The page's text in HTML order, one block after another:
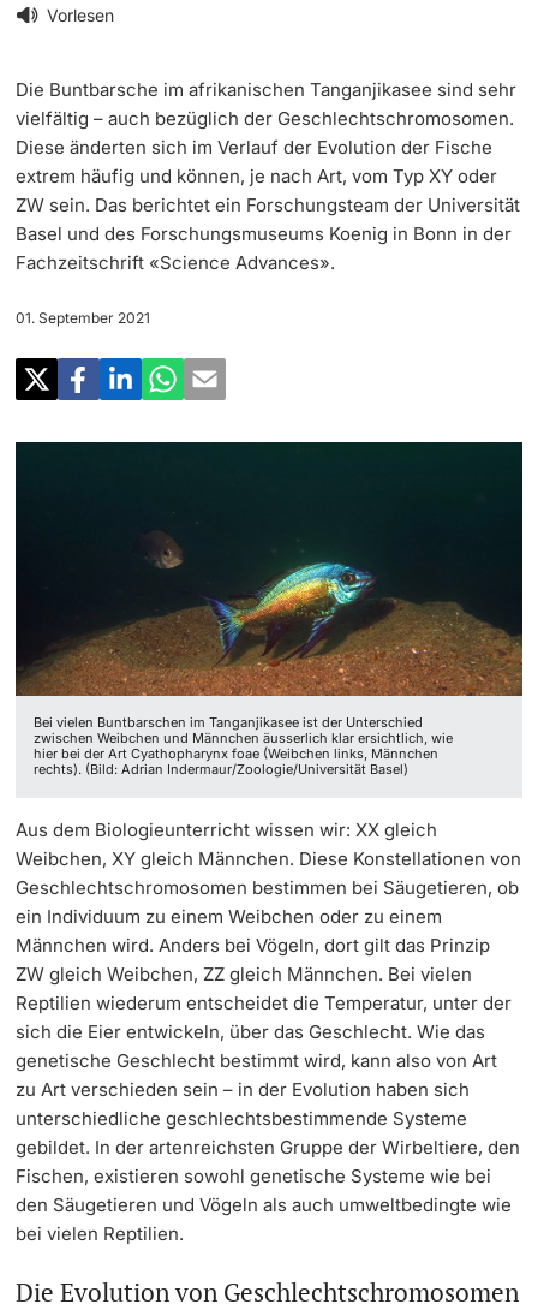
weitere Informationen
Dozierende
weitere Informationen
Universität in den Medien
Veranstaltungskalender
‡ ‡ ‡ ‡ ‡ ‡ ‡ ‡ ‡ ‡ ‡ ‡
Social Media
‡ ‡ ‡ ‡ ‡ ‡ ‡ ‡
Forschung
Lehre
‡ ‡ ‡ ‡ ‡ ‡ ‡ ‡ ‡ ‡ ‡ ‡ ‡ ‡ ‡ ‡ ‡ ‡ ‡ ‡ ‡ ‡ ‡ ‡
Weiterbildung
‡ ‡ ‡ ‡ ‡ ‡ ‡ ‡ ‡ ‡ ‡ ‡ ‡ ‡ ‡ ‡ ‡ ‡ ‡ ‡ ‡ ‡ ‡ ‡ ‡ ‡ ‡ ‡ ‡ ‡ ‡ ‡ ‡ ‡ ‡ ‡ ‡ ‡ ‡ ‡ ‡
‡ ‡ ‡ ‡ ‡ ‡ ‡ ‡ ‡ ‡ ‡ ‡ ‡ ‡ ‡ ‡ ‡ ‡ ‡
Universität
Vorlesen
Die Buntbarsche im afrikanischen Tanganjikasee sind sehr
vielfältig – auch bezüglich der Geschlechtschromosomen.
Diese änderten sich im Verlauf der Evolution der Fische
extrem häufig und können, je nach Art, vom Typ XY oder
ZW sein. Das berichtet ein Forschungsteam der Universität
Basel und des Forschungsmuseums Koenig in Bonn in der
Fachzeitschrift «Science Advances».
01. September 2021
Bei vielen Buntbarschen im Tanganjikasee ist der Unterschied
zwischen Weibchen und Männchen äusserlich klar ersichtlich, wie
hier bei der Art Cyathopharynx foae (Weibchen links, Männchen
rechts). (Bild: Adrian Indermaur/Zoologie/Universität Basel)
Aus dem Biologieunterricht wissen wir: XX gleich
Weibchen, XY gleich Männchen. Diese Konstellationen von
Geschlechtschromosomen bestimmen bei Säugetieren, ob
ein Individuum zu einem Weibchen oder zu einem
Männchen wird. Anders bei Vögeln, dort gilt das Prinzip
ZW gleich Weibchen, ZZ gleich Männchen. Bei vielen
Reptilien wiederum entscheidet die Temperatur, unter der
sich die Eier entwickeln, über das Geschlecht. Wie das
genetische Geschlecht bestimmt wird, kann also von Art
zu Art verschieden sein – in der Evolution haben sich
unterschiedliche geschlechtsbestimmende Systeme
gebildet. In der artenreichsten Gruppe der Wirbeltiere, den
Fischen, existieren sowohl genetische Systeme wie bei
den Säugetieren und Vögeln als auch umweltbedingte wie
bei vielen Reptilien.
Die Evolution von Geschlechtschromosomen